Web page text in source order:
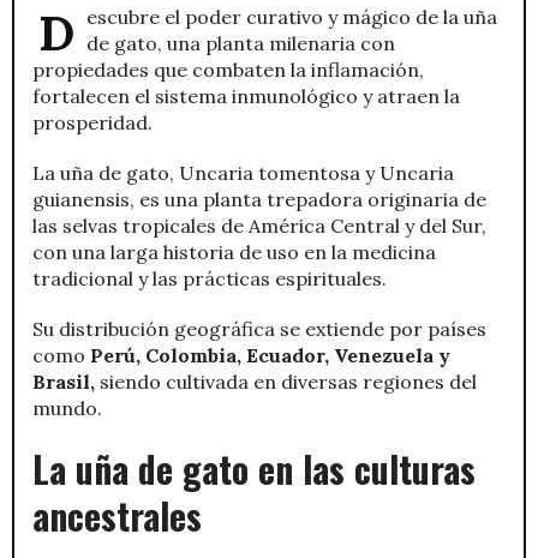
Descubre el poder curativo y mágico de la uña de gato, una planta milenaria con
propiedades que combaten la inflamación,
fortalecen el sistema inmunológico y atraen la
prosperidad.
La uña de gato, Uncaria tomentosa y Uncaria
guianensis, es una planta trepadora originaria de
las selvas tropicales de América Central y del Sur,
con una larga historia de uso en la medicina
tradicional y las prácticas espirituales.
Su distribución geográfica se extiende por países
como Perú, Colombia, Ecuador, Venezuela y
Brasil, siendo cultivada en diversas regiones del
mundo.
La uña de gato en las culturas
ancestrales